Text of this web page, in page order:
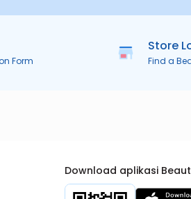
Form
Store
Find a
Download aplikasi